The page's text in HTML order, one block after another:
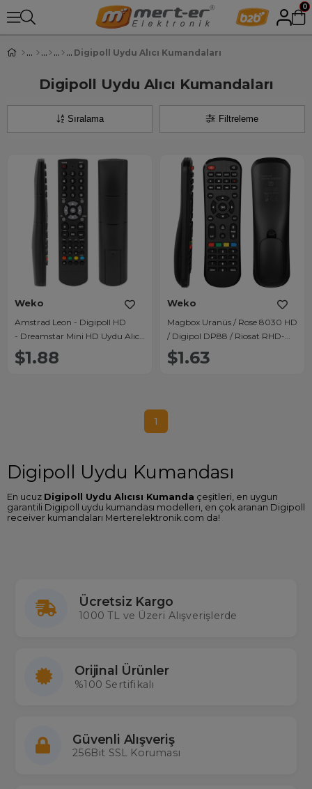
0
Digipoll Uydu Alıcı Kumandaları
Digipoll Uydu Alıcı Kumandaları
Filtreleme
Sıralama
Weko
Amstrad Leon - Digipoll HD
- Dreamstar Mini HD Uydu Alıcı
Kumandası
$1.88
Weko
Magbox Uranüs / Rose 8030 HD
/ Digipol DP88 / Riosat RHD-
900 / Mastertech MR-800 HD
Uydu Kumandası
$1.63
1
Digipoll Uydu Kumandası
En ucuz Digipoll Uydu Alıcısı Kumanda çeşitleri, en uygun
garantili Digipoll uydu kumandası modelleri, en çok aranan Digipoll
receiver kumandaları Merterelektronik.com da!
Digipoll uydu kumanda fiyatı
alabilirsiniz. Sitemizde gerçek stok aynı gün kargo imkanıyla
Toptan ve Perakende tüm uydu kumandalarına ulaşabilirsiniz.
Ücretsiz Kargo
1000 TL ve Üzeri Alışverişlerde
Orijinal Ürünler
%100 Sertifikalı
Güvenli Alışveriş
256Bit SSL Koruması